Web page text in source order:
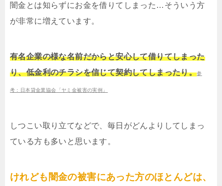
闇金とは知らずにお金を借りてしまった…そういう方
が非常に増えています。
有名企業の様な名前だからと安心して借りてしまった
り、低金利のチラシを信じて契約してしまったり。参
考：日本貸金業協会「ヤミ金被害の実例」
しつこい取り立てなどで、毎日がどんよりしてしまっ
ている方も多いと思います。
けれども闇金の被害にあった方のほとんどは、